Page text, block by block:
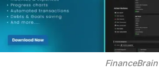
FinanceBrain